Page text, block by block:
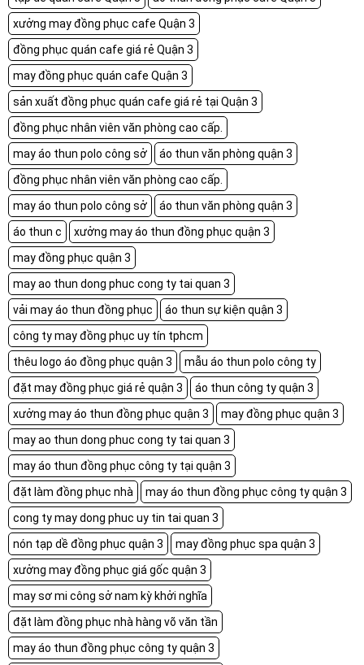
xưởng may đồng phục cafe Quận 3
đồng phục quán cafe giá rẻ Quận 3
may đồng phục quán cafe Quận 3
sản xuất đồng phục quán cafe giá rẻ tại Quận 3
đồng phục nhân viên văn phòng cao cấp.
may áo thun polo công sở
áo thun văn phòng quận 3
đồng phục nhân viên văn phòng cao cấp.
may áo thun polo công sở
áo thun văn phòng quận 3
áo thun c
xưởng may áo thun đồng phục quận 3
may đồng phục quận 3
may ao thun dong phuc cong ty tai quan 3
vải may áo thun đồng phục
áo thun sự kiện quận 3
công ty may đồng phục uy tín tphcm
thêu logo áo đồng phục quận 3
mẫu áo thun polo công ty
đặt may đồng phục giá rẻ quận 3
áo thun công ty quận 3
xưởng may áo thun đồng phục quận 3
may đồng phục quận 3
may ao thun dong phuc cong ty tai quan 3
may áo thun đồng phục công ty tại quận 3
đặt làm đồng phục nhà
may áo thun đồng phục công ty quận 3
cong ty may dong phuc uy tin tai quan 3
nón tạp dề đồng phục quận 3
may đồng phục spa quận 3
xưởng may đồng phục giá gốc quận 3
may sơ mi công sở nam kỳ khởi nghĩa
đặt làm đồng phục nhà hàng võ văn tần
may áo thun đồng phục công ty quận 3